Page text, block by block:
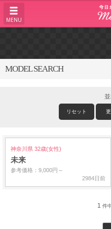
MENU
MODEL SEARCH
リセット
神奈川県 32歳(女性)
未来
参考価格：9,000円～
2984日前
1 件